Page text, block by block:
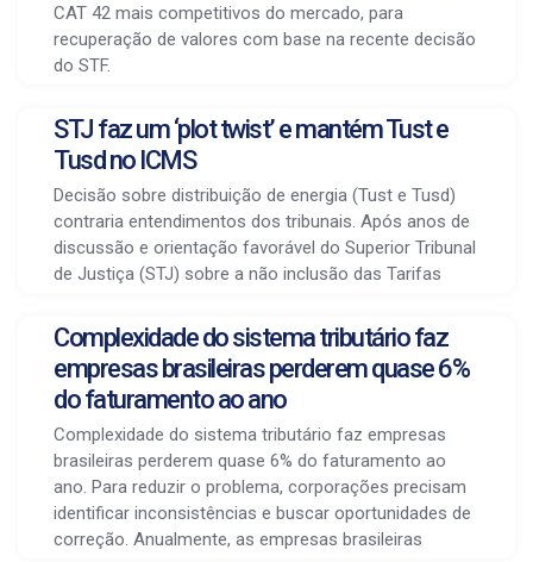
CAT 42 mais competitivos do mercado, para
recuperação de valores com base na recente decisão
do STF.
STJ faz um ‘plot twist’ e mantém Tust e
Tusd no ICMS
Decisão sobre distribuição de energia (Tust e Tusd)
contraria entendimentos dos tribunais. Após anos de
discussão e orientação favorável do Superior Tribunal
de Justiça (STJ) sobre a não inclusão das Tarifas
Complexidade do sistema tributário faz
empresas brasileiras perderem quase 6%
do faturamento ao ano
Complexidade do sistema tributário faz empresas
brasileiras perderem quase 6% do faturamento ao
ano. Para reduzir o problema, corporações precisam
identificar inconsistências e buscar oportunidades de
correção. Anualmente, as empresas brasileiras